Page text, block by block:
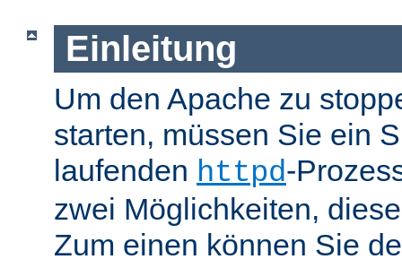
Einleitung
Um den Apache zu
starten, müssen Sie ein
laufenden httpd-
zwei Möglichkeiten,
Zum einen können Sie